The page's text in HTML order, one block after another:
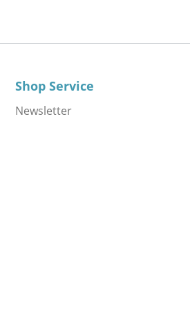
Shop Service
Newsletter